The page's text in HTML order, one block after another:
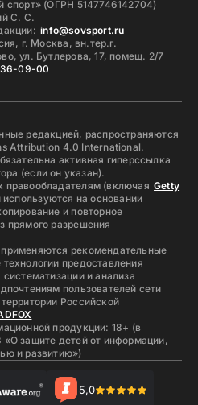
спорт» (ОГРН 5147746142704)
С. С.
info@sovsport.ru
г. Москва, вн.тер.г.
ул. Бутлерова, 17, помещ. 2/7
09-00
редакцией, распространяются
Attribution 4.0 International.
активная гиперссылка
(если он указан).
правообладателям (включая Getty
используются на основании
и повторное
прямого разрешения
рекомендательные
предоставления
и анализа
пользователей сети
Российской
продукции: 18+ (в
защите детей от информации,
и развитию»)
5,0